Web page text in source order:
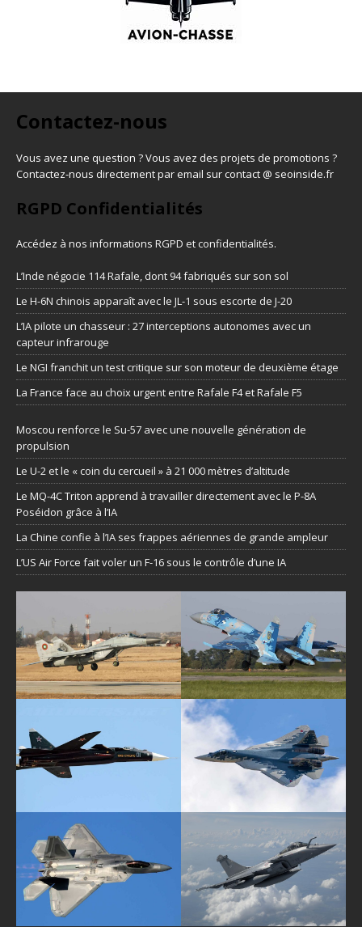
Contactez-nous
Vous avez une question ? Vous avez des projets de promotions ?
Contactez-nous directement par email sur contact @ seoinside.fr
RGPD Confidentialités
Accédez à nos informations RGPD et confidentialités.
L’Inde négocie 114 Rafale, dont 94 fabriqués sur son sol
Le H-6N chinois apparaît avec le JL-1 sous escorte de J-20
L’IA pilote un chasseur : 27 interceptions autonomes avec un
capteur infrarouge
Le NGI franchit un test critique sur son moteur de deuxième étage
La France face au choix urgent entre Rafale F4 et Rafale F5
Moscou renforce le Su-57 avec une nouvelle génération de
propulsion
Le U-2 et le « coin du cercueil » à 21 000 mètres d’altitude
Le MQ-4C Triton apprend à travailler directement avec le P-8A
Poséidon grâce à l’IA
La Chine confie à l’IA ses frappes aériennes de grande ampleur
L’US Air Force fait voler un F-16 sous le contrôle d’une IA